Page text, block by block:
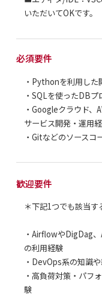
いただいてOKです。
必須要件
・Pythonを利用した
・SQLを使ったDB
・Googleクラウド、
サービス開発・運用
・Gitなどのソースコ
歓迎要件
＊下記1つでも該当す
・AirflowやDigDag
の利用経験
・DevOps系の知識
・高負荷対策・パフ
験